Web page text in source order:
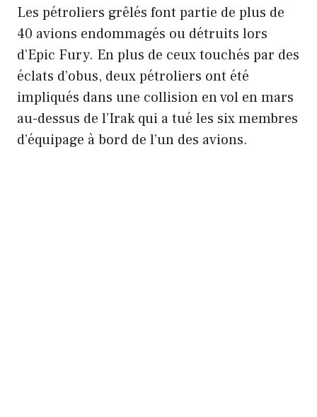
Les pétroliers grêlés font partie de plus de
40 avions endommagés ou détruits lors
d’Epic Fury. En plus de ceux touchés par des
éclats d’obus, deux pétroliers ont été
impliqués dans une collision en vol en mars
au-dessus de l’Irak qui a tué les six membres
d’équipage à bord de l’un des avions.